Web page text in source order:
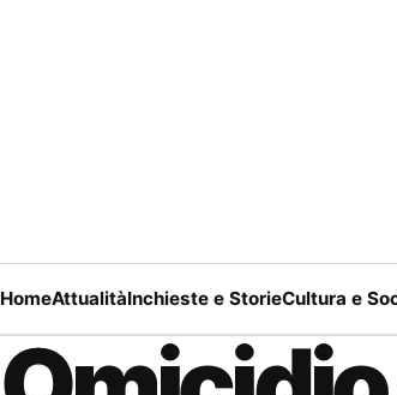
HomeAttualitàInchieste e StorieCultura e